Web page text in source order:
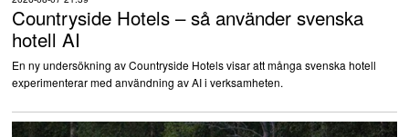
Countryside Hotels – så använder svenska
hotell AI
En ny undersökning av Countryside Hotels visar att många svenska hotell
experimenterar med användning av AI i verksamheten.